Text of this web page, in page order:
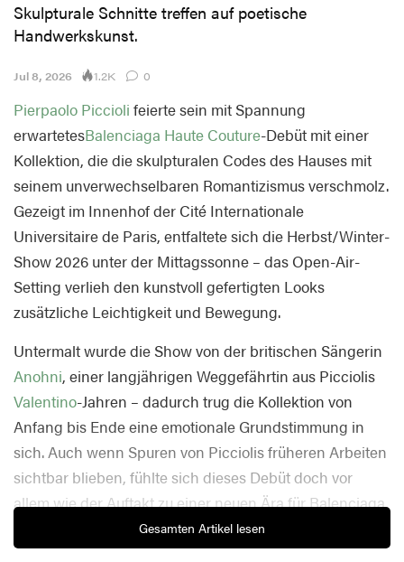
Skulpturale Schnitte treffen auf poetische
Handwerkskunst.
Jul 8, 2026 1.2K 0
Pierpaolo Piccioli feierte sein mit Spannung
erwartetesBalenciaga Haute Couture-Debüt mit einer
Kollektion, die die skulpturalen Codes des Hauses mit
seinem unverwechselbaren Romantizismus verschmolz.
Gezeigt im Innenhof der Cité Internationale
Universitaire de Paris, entfaltete sich die Herbst/Winter-
Show 2026 unter der Mittagssonne – das Open-Air-
Setting verlieh den kunstvoll gefertigten Looks
zusätzliche Leichtigkeit und Bewegung.
Untermalt wurde die Show von der britischen Sängerin
Anohni, einer langjährigen Weggefährtin aus Picciolis
Valentino-Jahren – dadurch trug die Kollektion von
Anfang bis Ende eine emotionale Grundstimmung in
sich. Auch wenn Spuren von Picciolis früheren Arbeiten
sichtbar blieben, fühlte sich dieses Debüt doch vor
allem wie der Auftakt zu einer neuen Ära für Balenciaga
Gesamten Artikel lesen